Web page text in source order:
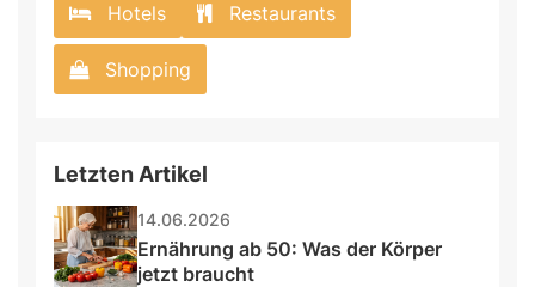
Hotels Restaurants
Shopping
Letzten Artikel
14.06.2026
Ernährung ab 50: Was der Körper
jetzt braucht